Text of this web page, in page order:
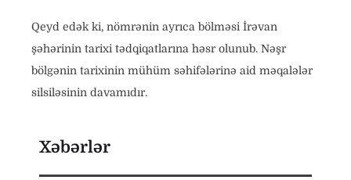
Qeyd edək ki, nömrənin ayrıca bölməsi İrəvan
şəhərinin tarixi tədqiqatlarına həsr olunub. Nəşr
bölgənin tarixinin mühüm səhifələrinə aid məqalələr
silsiləsinin davamıdır.
Xəbərlər